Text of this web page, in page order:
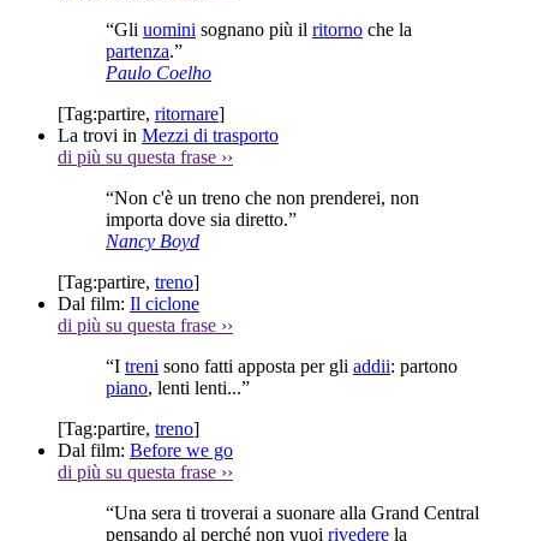
“Gli uomini sognano più il ritorno che la
partenza.”
Paulo Coelho
[Tag:partire, ritornare]
La trovi in Mezzi di trasporto
di più su questa frase ››
“Non c'è un treno che non prenderei, non
importa dove sia diretto.”
Nancy Boyd
[Tag:partire, treno]
Dal film: Il ciclone
di più su questa frase ››
“I treni sono fatti apposta per gli addii: partono
piano, lenti lenti...”
[Tag:partire, treno]
Dal film: Before we go
di più su questa frase ››
“Una sera ti troverai a suonare alla Grand Central
pensando al perché non vuoi rivedere la